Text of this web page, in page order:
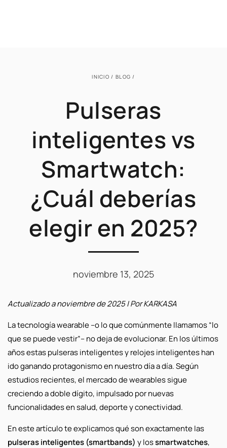
INICIO / BLOG /
Pulseras
inteligentes vs
Smartwatch:
¿Cuál deberías
elegir en 2025?
noviembre 13, 2025
Actualizado a noviembre de 2025 | Por KARKASA
La tecnología wearable –o lo que comúnmente llamamos “lo
que se puede vestir”– no deja de evolucionar. En los últimos
años estas pulseras inteligentes y relojes inteligentes han
ido ganando protagonismo en nuestro día a día. Según
estudios recientes, el mercado de wearables sigue
creciendo a doble dígito, impulsado por nuevas
funcionalidades en salud, deporte y conectividad.
En este artículo te explicamos qué son exactamente las
pulseras inteligentes (smartbands) y lossmartwatches,